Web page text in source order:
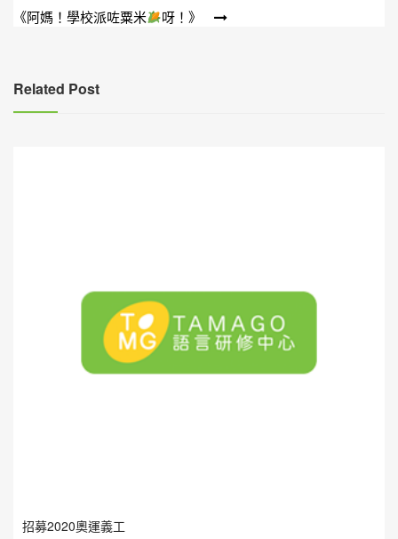
章
《阿媽！學校派咗粟米 呀！》
Related Post
招募2020奧運義工